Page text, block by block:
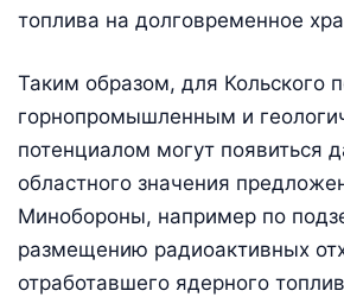
топлива на долговременное
Таким образом, для Кольского
горнопромышленным и
потенциалом могут появиться
областного значения
Минобороны, например по
размещению радиоактивных
отработавшего ядерного